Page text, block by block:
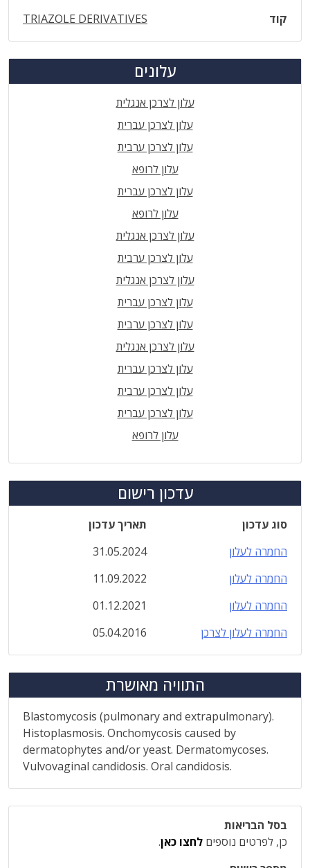
קוד
TRIAZOLE DERIVATIVES
עלונים
עלון לצרכן אנגלית
עלון לצרכן עברית
עלון לצרכן ערבית
עלון לרופא
עלון לצרכן עברית
עלון לרופא
עלון לצרכן אנגלית
עלון לצרכן ערבית
עלון לצרכן אנגלית
עלון לצרכן עברית
עלון לצרכן ערבית
עלון לצרכן אנגלית
עלון לצרכן עברית
עלון לצרכן ערבית
עלון לצרכן עברית
עלון לרופא
עדכון רישום
סוג עדכון
תאריך עדכון
החמרה לעלון
31.05.2024
החמרה לעלון
11.09.2022
החמרה לעלון
01.12.2021
החמרה לעלון לצרכן
05.04.2016
התוויה מאושרת
Blastomycosis (pulmonary and extrapulmonary).
Histoplasmosis. Onchomycosis caused by
dermatophytes and/or yeast. Dermatomycoses.
Vulvovaginal candidosis. Oral candidosis.
בסל הבריאות
כן, לפרטים נוספים לחצו כאן.